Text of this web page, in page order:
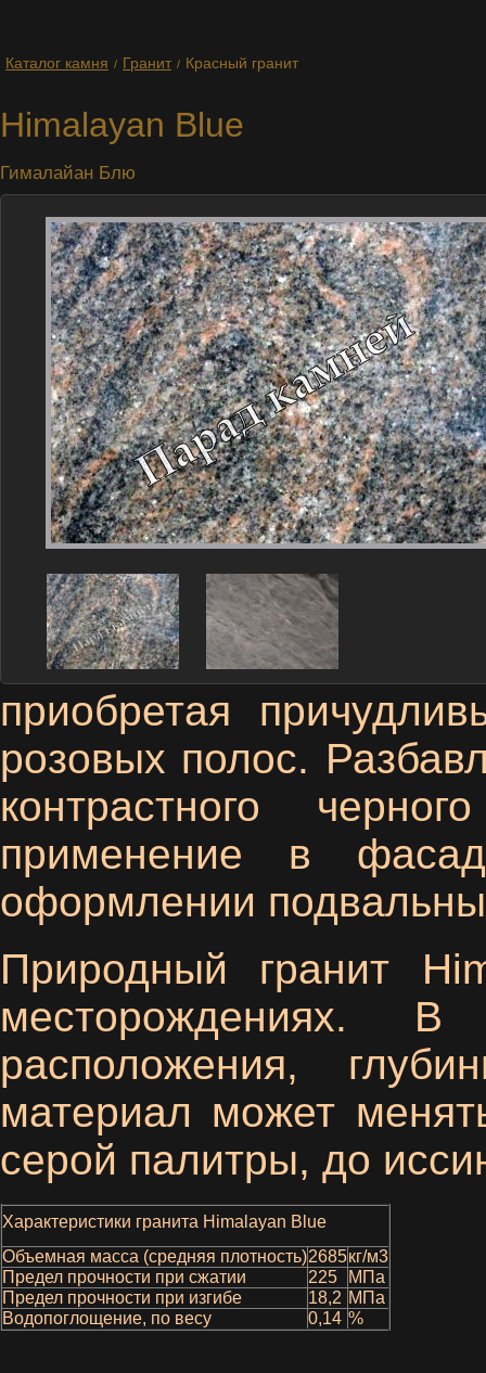
Каталог камня / Гранит / Красный гранит
Himalayan Blue
Гималайан Блю
приобретая
розовых полос.
контрастного
применение в
оформлении
Природный гранит
месторождениях. В
расположения,
материал может
серой палитры, до
Характеристики гранита Himalayan Blue
Объемная масса (средняя плотность)2685кг/м3
Предел прочности при сжатии
225
МПа
Предел прочности при изгибе
18,2 МПа
Водопоглощение, по весу
0,14 %